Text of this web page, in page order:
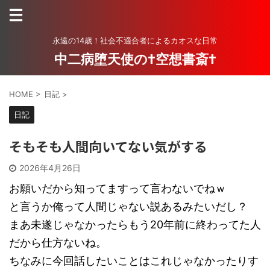
永遠の14歳！社会不適合者によるカオスな日常
中二病堕天使の†空想書斎†
HOME > 日記 >
日記
そもそも人間向いてない気がする
2026年4月26日
お願いだから知ってますって言わないでねｗ
と言うか俺って人間じゃない説あるみたいだし？
まあ未遂じゃなかったらもう20年前に終わってた人
だから仕方ないね。
ちなみに今回話したいことはこれじゃなかったりす